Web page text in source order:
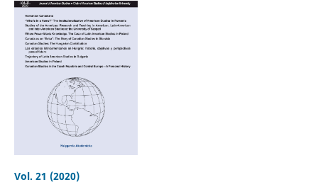
Vol. 21 (2020)